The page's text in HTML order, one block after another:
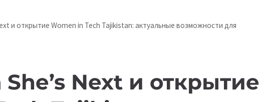
и открытие Women in Tech Tajikistan: актуальные возможности для
Next и открытие